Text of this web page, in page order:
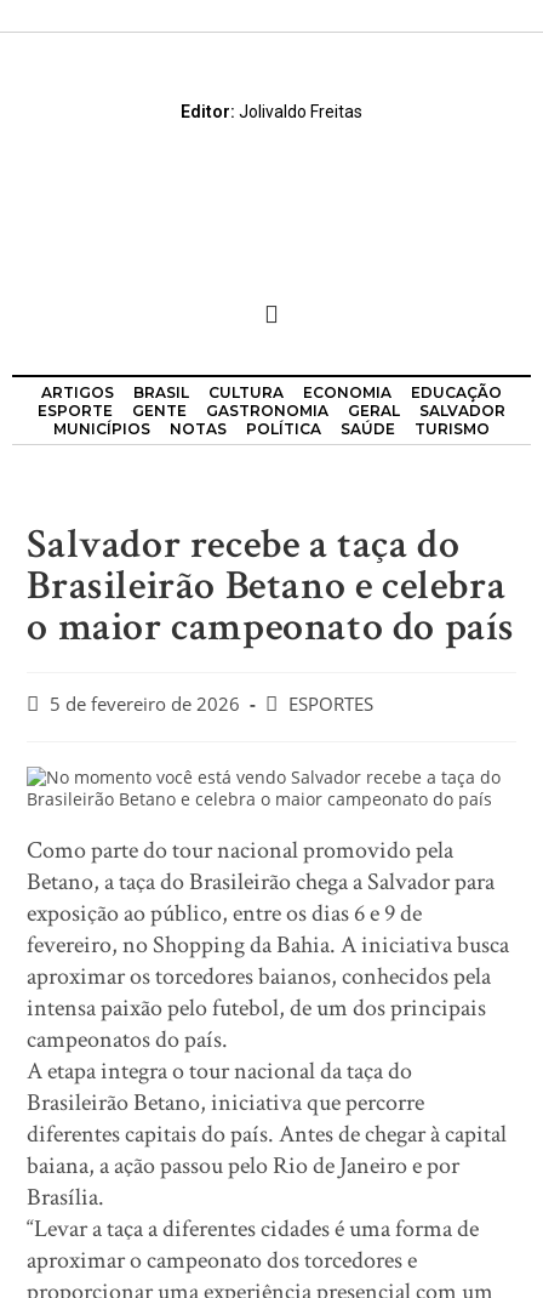
Editor: Jolivaldo Freitas
ARTIGOS BRASIL CULTURA ECONOMIA
EDUCAÇÃO
ESPORTE
GENTE GASTRONOMIA GERAL
SALVADOR
MUNICÍPIOS
NOTAS POLÍTICA SAÚDE TURISMO
Salvador recebe a taça do
Brasileirão Betano e celebra
o maior campeonato do país
5 de fevereiro de 2026 ESPORTES
Como parte do tour nacional promovido pela
Betano, a taça do Brasileirão chega a Salvador para
exposição ao público, entre os dias 6 e 9 de
fevereiro, no Shopping da Bahia. A iniciativa busca
aproximar os torcedores baianos, conhecidos pela
intensa paixão pelo futebol, de um dos principais
campeonatos do país.
A etapa integra o tour nacional da taça do
Brasileirão Betano, iniciativa que percorre
diferentes capitais do país. Antes de chegar à capital
baiana, a ação passou pelo Rio de Janeiro e por
Brasília.
“Levar a taça a diferentes cidades é uma forma de
aproximar o campeonato dos torcedores e